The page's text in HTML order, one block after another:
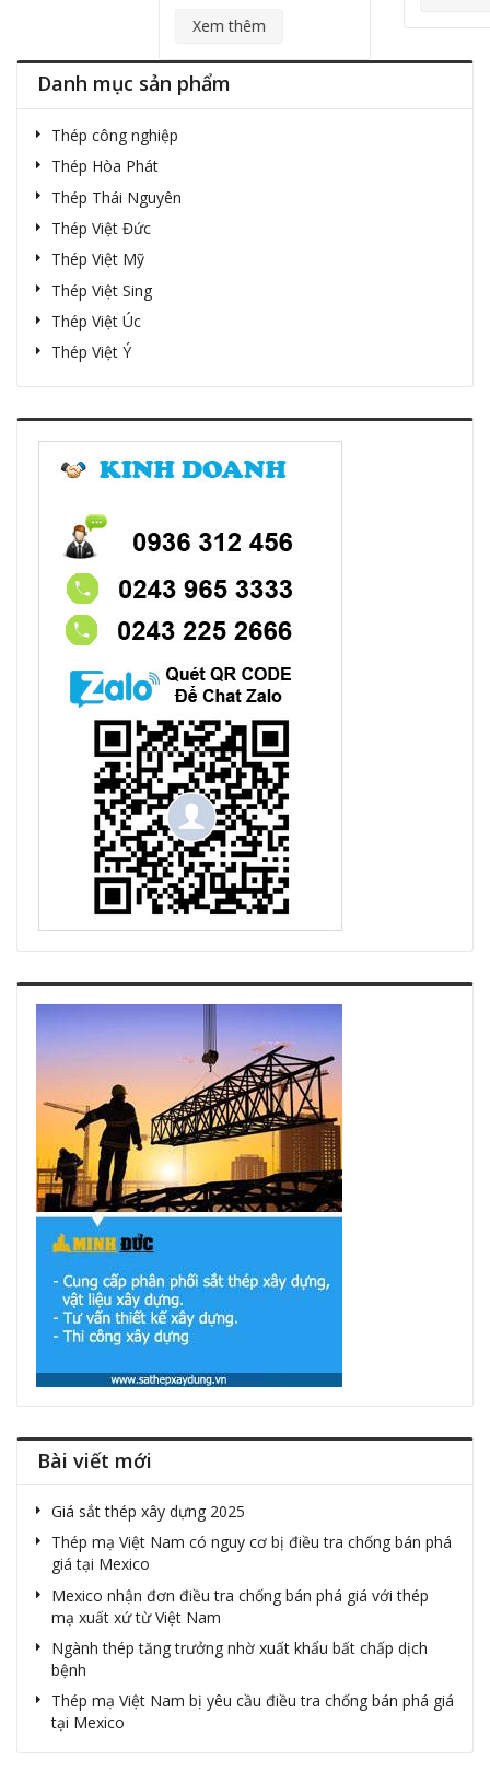
Danh mục sản phẩm
Thép công nghiệp
Thép Hòa Phát
Thép Thái Nguyên
Thép Việt Đức
Thép Việt Mỹ
Thép Việt Sing
Thép Việt Úc
Thép Việt Ý
Bài viết mới
Giá sắt thép xây dựng 2025
Thép mạ Việt Nam có nguy cơ bị điều tra chống bán phá
giá tại Mexico
Mexico nhận đơn điều tra chống bán phá giá với thép
mạ xuất xứ từ Việt Nam
Ngành thép tăng trưởng nhờ xuất khẩu bất chấp dịch
bệnh
Thép mạ Việt Nam bị yêu cầu điều tra chống bán phá giá
tại Mexico